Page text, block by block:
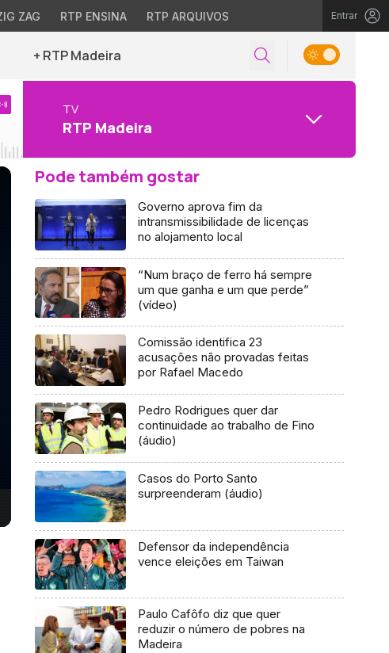
ZAG RTP ENSINA RTP ARQUIVOS Entrar
+ RTP Madeira
TV
RTP Madeira
Pode também gostar
Governo aprova fim da
intransmissibilidade de licenças
no alojamento local
“Num braço de ferro há sempre
um que ganha e um que perde”
(vídeo)
Comissão identifica 23
acusações não provadas feitas
por Rafael Macedo
Pedro Rodrigues quer dar
continuidade ao trabalho de Fino
(áudio)
Casos do Porto Santo
surpreenderam (áudio)
Defensor da independência
vence eleições em Taiwan
Paulo Cafôfo diz que quer
reduzir o número de pobres na
Madeira